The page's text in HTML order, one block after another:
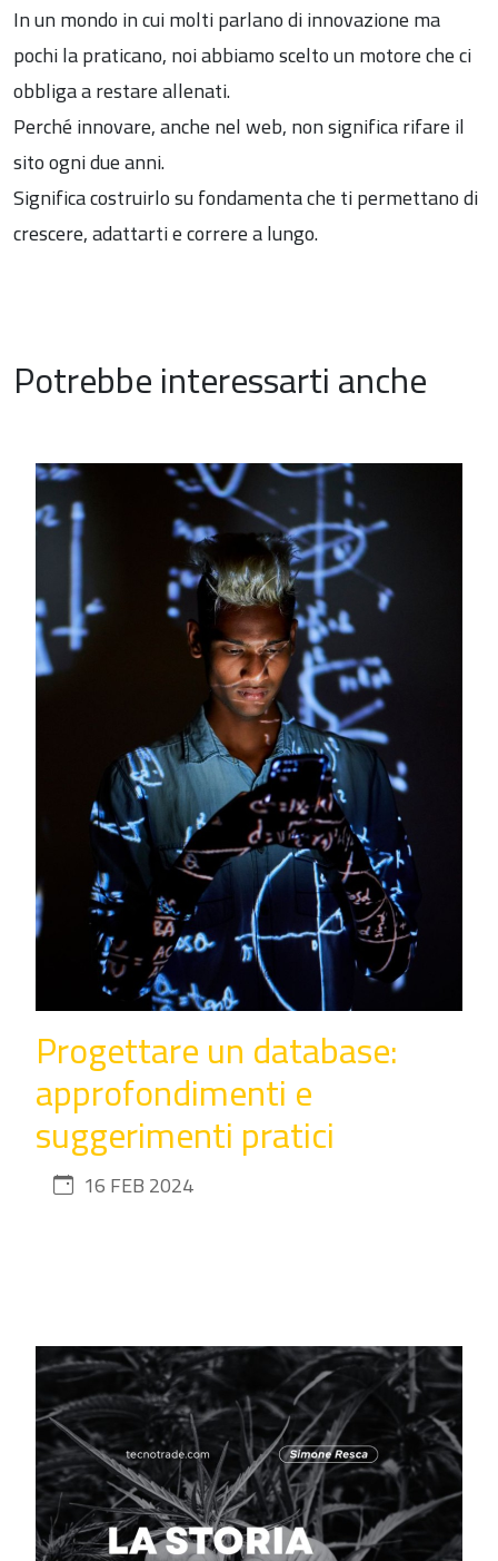
In un mondo in cui molti parlano di innovazione ma
pochi la praticano, noi abbiamo scelto un motore che ci
obbliga a restare allenati.
Perché innovare, anche nel web, non significa rifare il
sito ogni due anni.
Significa costruirlo su fondamenta che ti permettano di
crescere, adattarti e correre a lungo.
Potrebbe interessarti anche
Progettare un database:
approfondimenti e
suggerimenti pratici
16 FEB 2024